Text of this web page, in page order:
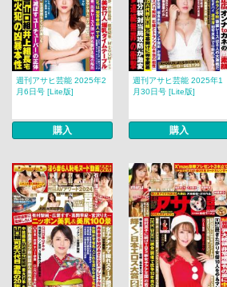
週刊アサヒ芸能 2025年2
月6日号 [Lite版]
購入
週刊アサヒ芸能 2025年1
月30日号 [Lite版]
購入